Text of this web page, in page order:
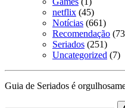
netflix (45)
Notícias (661)
Recomendação
Seriados (251)
Uncategorized (7)
Guia de Seriados é